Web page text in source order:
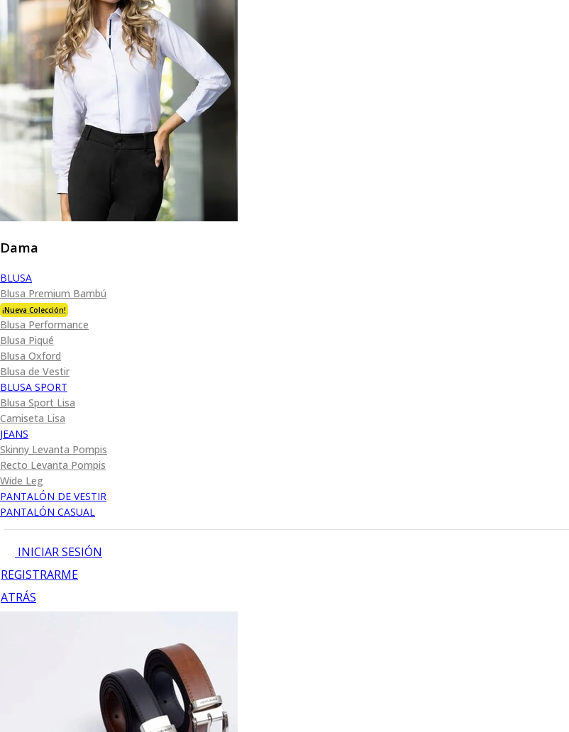
Dama
BLUSA
Blusa Premium Bambú
¡Nueva Colección!
Blusa Performance
Blusa Piqué
Blusa Oxford
Blusa de Vestir
BLUSA SPORT
Blusa Sport Lisa
Camiseta Lisa
JEANS
Skinny Levanta Pompis
Recto Levanta Pompis
Wide Leg
PANTALÓN DE VESTIR
PANTALÓN CASUAL
INICIAR SESIÓN
REGISTRARME
ATRÁS